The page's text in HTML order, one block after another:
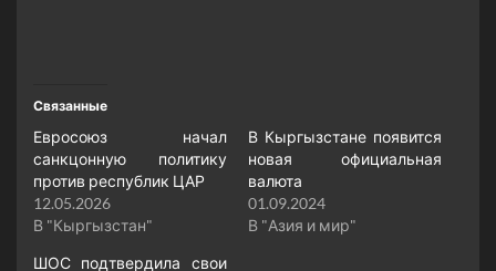
Связанные
Евросоюз начал
санкцонную политику
против республик ЦАР
12.05.2026
В "Кыргызстан"
В Кыргызстане появится
новая официальная
валюта
01.09.2024
В "Азия и мир"
ШОС подтвердила свои